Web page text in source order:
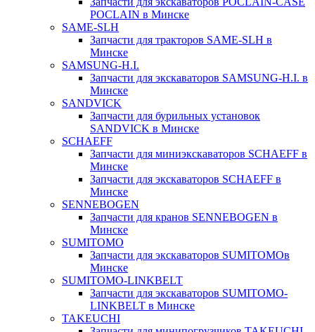
POCLAIN в Минске
SAME-SLH
Запчасти для тракторов SAME-SLH в
Минске
SAMSUNG-H.I.
Запчасти для экскаваторов SAMSUNG-H.I. в
Минске
SANDVICK
Запчасти для бурильных установок
SANDVICK в Минске
SCHAEFF
Запчасти для миниэкскаваторов SCHAEFF в
Минске
Запчасти для экскаваторов SCHAEFF в
Минске
SENNEBOGEN
Запчасти для кранов SENNEBOGEN в
Минске
SUMITOMO
Запчасти для экскаваторов SUMITOMOв
Минске
SUMITOMO-LINKBELT
Запчасти для экскаваторов SUMITOMO-
LINKBELT в Минске
TAKEUCHI